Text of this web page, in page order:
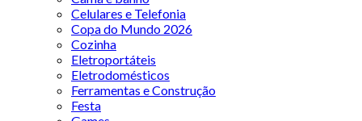
Celulares e Telefonia
Copa do Mundo 2026
Cozinha
Eletroportáteis
Eletrodomésticos
Ferramentas e Construção
Festa